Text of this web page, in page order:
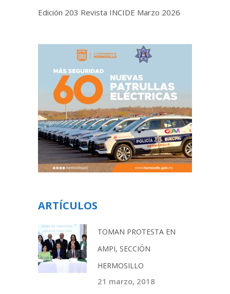
Edición 203 Revista INCIDE Marzo 2026
ARTÍCULOS
TOMAN PROTESTA EN
AMPI, SECCIÓN
HERMOSILLO
21 marzo, 2018